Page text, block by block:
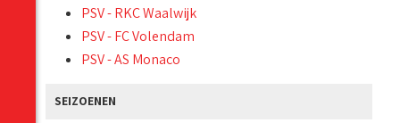
PSV - RKC Waalwijk
PSV - FC Volendam
PSV - AS Monaco
SEIZOENEN